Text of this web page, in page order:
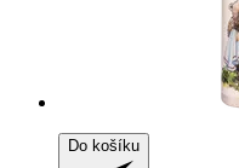
Do košíku